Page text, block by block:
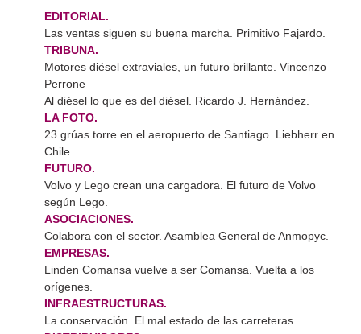
EDITORIAL.
Las ventas siguen su buena marcha. Primitivo Fajardo.
TRIBUNA.
Motores diésel extraviales, un futuro brillante. Vincenzo
Perrone
Al diésel lo que es del diésel. Ricardo J. Hernández.
LA FOTO.
23 grúas torre en el aeropuerto de Santiago. Liebherr en
Chile.
FUTURO.
Volvo y Lego crean una cargadora. El futuro de Volvo
según Lego.
ASOCIACIONES.
Colabora con el sector. Asamblea General de Anmopyc.
EMPRESAS.
Linden Comansa vuelve a ser Comansa. Vuelta a los
orígenes.
INFRAESTRUCTURAS.
La conservación. El mal estado de las carreteras.